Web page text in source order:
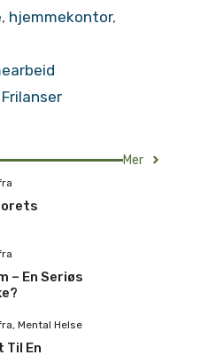
, hjemmekontor,
Mer
– En Seriøs
, Mental Helse
Til En